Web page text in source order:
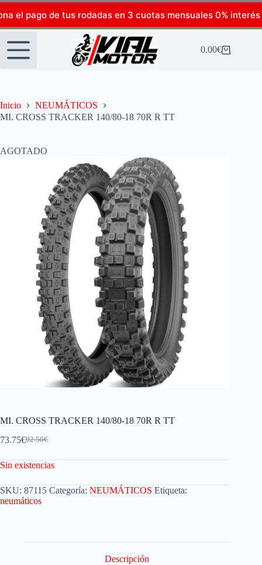
el pago de tus rodadas en 3 cuotas mensuales 0% interés
0.00€
Inicio
NEUMÁTICOS
MI. CROSS TRACKER 140/80-18 70R R TT
AGOTADO
MI. CROSS TRACKER 140/80-18 70R R TT
92.50€
73.75€
Sin existencias
SKU: 87115 Categoría: NEUMÁTICOS Etiqueta:
neumáticos
Descripción